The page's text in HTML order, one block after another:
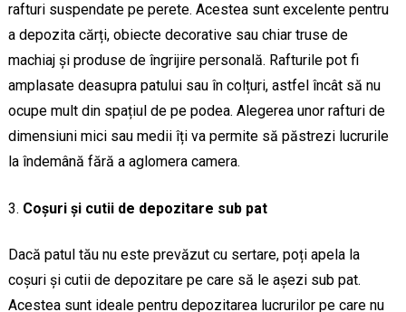
rafturi suspendate pe perete. Acestea sunt excelente pentru
a depozita cărți, obiecte decorative sau chiar truse de
machiaj și produse de îngrijire personală. Rafturile pot fi
amplasate deasupra patului sau în colțuri, astfel încât să nu
ocupe mult din spațiul de pe podea. Alegerea unor rafturi de
dimensiuni mici sau medii îți va permite să păstrezi lucrurile
la îndemână fără a aglomera camera.
Coșuri și cutii de depozitare sub pat
Dacă patul tău nu este prevăzut cu sertare, poți apela la
coșuri și cutii de depozitare pe care să le așezi sub pat.
Acestea sunt ideale pentru depozitarea lucrurilor pe care nu